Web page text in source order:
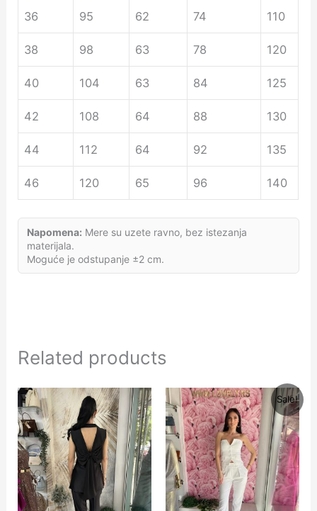
36 95 62 74 110
38 98 63 78 120
40 104 63 84 125
42 108 64 88 130
44 112 64 92 135
46 120 65 96 140
Napomena: Mere su uzete ravno, bez istezanja
materijala.
Moguće je odstupanje ±2 cm.
Related products
Sale!
Original
price
was:
7900 рсд.
Current
price
is:
3900 рсд.